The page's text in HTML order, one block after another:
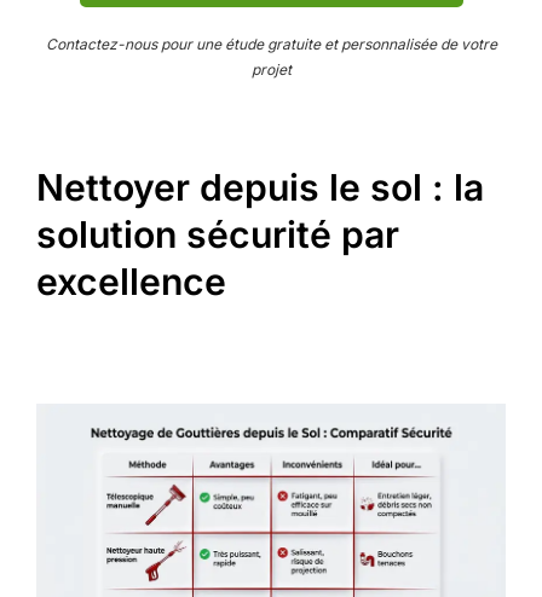
Contactez-nous pour une étude gratuite et personnalisée de votre
projet
Nettoyer depuis le sol : la
solution sécurité par
excellence